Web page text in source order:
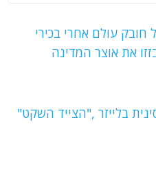
k
e
b
k
עולם אחרי בכירי
את אוצר המדינה
בלייזר ,"הצייד השקט"